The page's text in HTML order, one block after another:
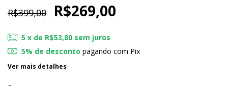
R$399,00 R$269,00
5 x de R$53,80 sem juros
5% de desconto pagando com Pix
Ver mais detalhes